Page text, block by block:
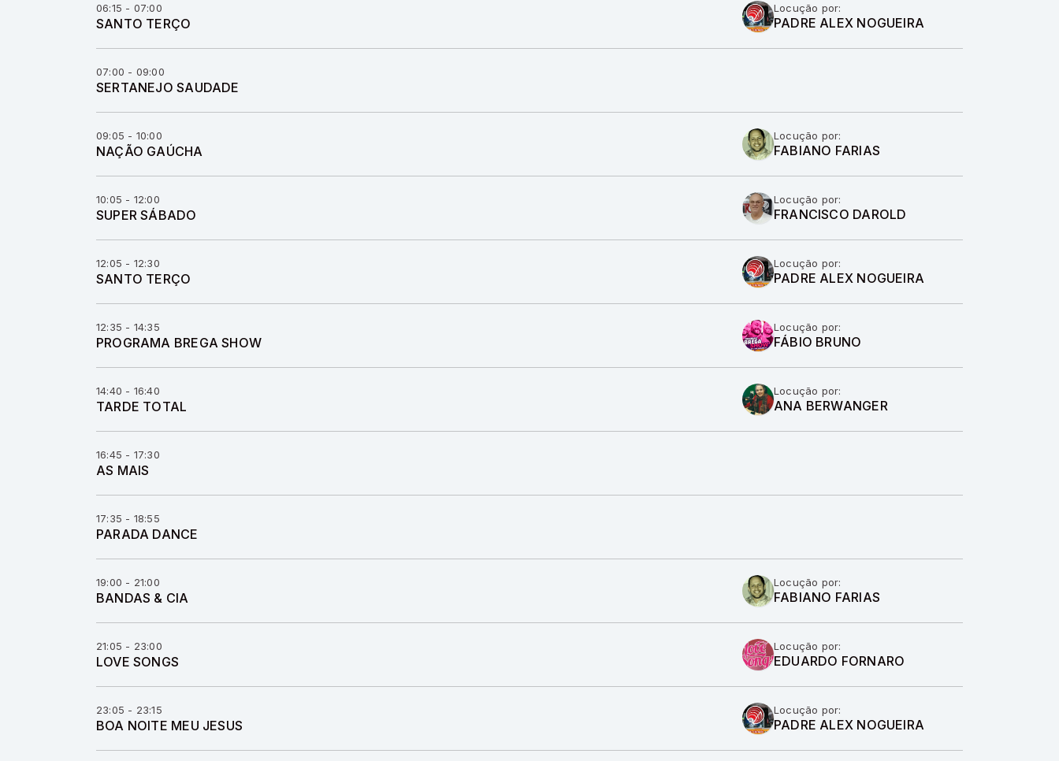
06:15 - 07:00
SANTO TERÇO
Locução por:
PADRE ALEX NOGUEIRA
07:00 - 09:00
SERTANEJO SAUDADE
09:05 - 10:00
NAÇÃO GAÚCHA
Locução por:
FABIANO FARIAS
10:05 - 12:00
SUPER SÁBADO
Locução por:
FRANCISCO DAROLD
12:05 - 12:30
SANTO TERÇO
Locução por:
PADRE ALEX NOGUEIRA
12:35 - 14:35
PROGRAMA BREGA SHOW
Locução por:
FÁBIO BRUNO
14:40 - 16:40
TARDE TOTAL
Locução por:
ANA BERWANGER
16:45 - 17:30
AS MAIS
17:35 - 18:55
PARADA DANCE
19:00 - 21:00
BANDAS & CIA
Locução por:
FABIANO FARIAS
21:05 - 23:00
LOVE SONGS
Locução por:
EDUARDO FORNARO
23:05 - 23:15
BOA NOITE MEU JESUS
Locução por:
PADRE ALEX NOGUEIRA